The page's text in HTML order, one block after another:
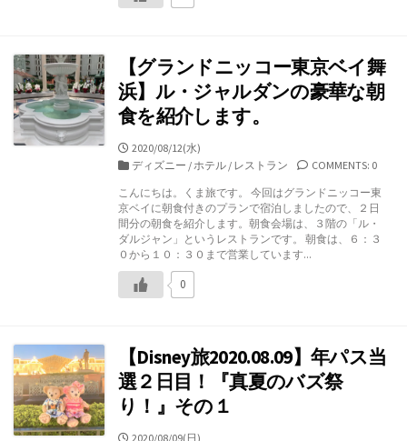
【グランドニッコー東京ベイ舞
浜】ル・ジャルダンの豪華な朝
食を紹介します。
公
開
2020/08/12(水)
カ
ゴ
リ
ー
ディズニー /ホテル / レストラン
COMMENTS: 0
こんにちは。くま旅です。 今回はグランドニッコー東
京ベイに朝食付きのプランで宿泊しましたので、２日
間分の朝食を紹介します。朝食会場は、３階の「ル・
ダルジャン」というレストランです。 朝食は、６：３
０から１０：３０まで営業しています...
0
【Disney旅2020.08.09】年パス当
選２日目！『真夏のバズ祭
り！』その１
公
2020/08/09(日)